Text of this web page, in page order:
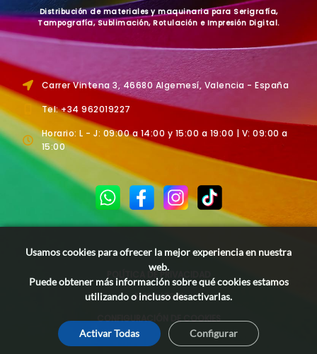
Distribución de materiales y maquinaria para Serigrafía,
Tampografía, Sublimación, Rotulación e Impresión Digital.
Carrer Vintena 3, 46680 Algemesí, Valencia - España
Tel: +34 962019227
Horario: L - J: 09:00 a 14:00 y 15:00 a 19:00 | V: 09:00 a
15:00
POLÍTICA DE PRIVACIDAD
AVISO LEGAL
CONFIGURACIÓN DE COOKIES
Usamos cookies para ofrecer la mejor experiencia en nuestra
web.
Puede obtener más información sobre qué cookies estamos
utilizando o incluso desactivarlas.
Activar Todas Configurar